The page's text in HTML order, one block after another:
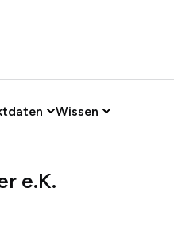
Wissen
e.K.